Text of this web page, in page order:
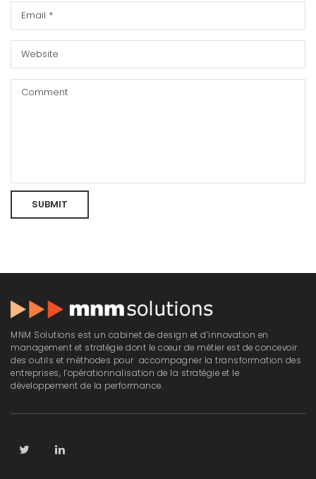
MNM Solutions est un cabinet de design et d’innovation en
management et stratégie dont le cœur de métier est de concevoir
des outils et méthodes pour accompagner la transformation des
entreprises, l’opérationnalisation de la stratégie et le
développement de la performance.